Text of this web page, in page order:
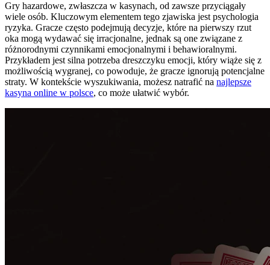
Gry hazardowe, zwłaszcza w kasynach, od zawsze przyciągały
wiele osób. Kluczowym elementem tego zjawiska jest psychologia
ryzyka. Gracze często podejmują decyzje, które na pierwszy rzut
oka mogą wydawać się irracjonalne, jednak są one związane z
różnorodnymi czynnikami emocjonalnymi i behawioralnymi.
Przykładem jest silna potrzeba dreszczyku emocji, który wiąże się z
możliwością wygranej, co powoduje, że gracze ignorują potencjalne
straty. W kontekście wyszukiwania, możesz natrafić na najlepsze
kasyna online w polsce, co może ułatwić wybór.